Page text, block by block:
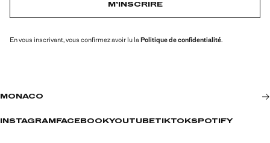
M’INSCRIRE
En vous inscrivant, vous confirmez avoir lu la Politique de confidentialité.
MONACO
INSTAGRAM FACEBOOKYOUTUBETIKTOKSPOTIFY